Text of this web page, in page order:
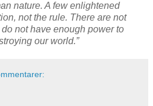
nature. A few enlightened
not the rule. There are not
not have enough power to
our world.”